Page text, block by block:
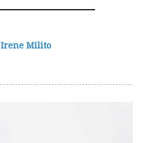
Irene Milito